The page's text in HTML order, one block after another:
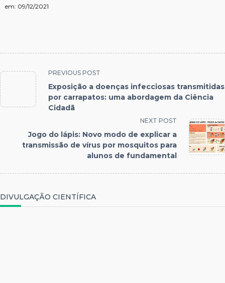
em: 09/12/2021
PREVIOUS POST
Exposição a doenças infecciosas transmitidas
por carrapatos: uma abordagem da Ciência
Cidadã
NEXT POST
Jogo do lápis: Novo modo de explicar a
transmissão de vírus por mosquitos para
alunos de fundamental
DIVULGAÇÃO CIENTÍFICA